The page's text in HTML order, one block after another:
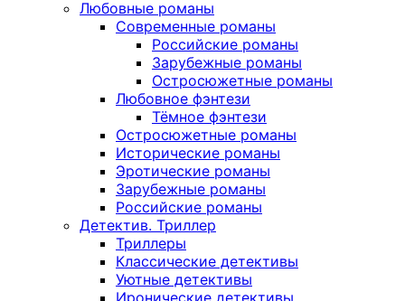
Любовные романы
Современные романы
Российские романы
Зарубежные романы
Остросюжетные романы
Любовное фэнтези
Тёмное фэнтези
Остросюжетные романы
Исторические романы
Эротические романы
Зарубежные романы
Российские романы
Детектив. Триллер
Триллеры
Классические детективы
Уютные детективы
Иронические детективы